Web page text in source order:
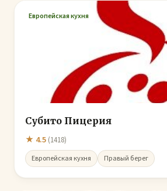
Европейская кухня
Субито Пицерия
★ 4.5 (1418)
Европейская кухня Правый берег